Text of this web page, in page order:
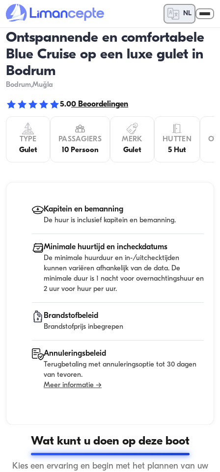
NL
Ontspannende en comfortabele
Blue Cruise op een luxe gulet in
Bodrum
Bodrum,Muğla
5.00 Beoordelingen
TYPE
Gulet
PASSAGIERS
10 Persoon
MERK
Gulet
HUTTEN
5 Hut
Kapitein en bemanning
De huur is inclusief kapitein en bemanning.
Minimale huurtijd en incheckdatums
De minimale huurduur en in-/uitchecktijden
kunnen variëren afhankelijk van de data. De
minimale duur is 1 nacht voor overnachtingshuur en
2 uur voor huur per uur.
Brandstofbeleid
Brandstofprijs inbegrepen
Annuleringsbeleid
Terugbetaling met annuleringsoptie tot 30 dagen
van tevoren.
Meer informatie →
Wat kunt u doen op deze boot
Kies een ervaring en begin met het plannen van uw